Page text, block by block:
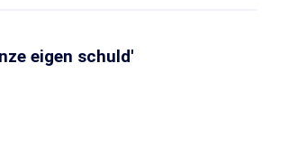
eigen schuld'